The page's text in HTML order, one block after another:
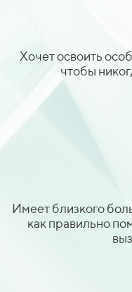
Хочет освоить
чтобы
Имеет близкого
как правильно